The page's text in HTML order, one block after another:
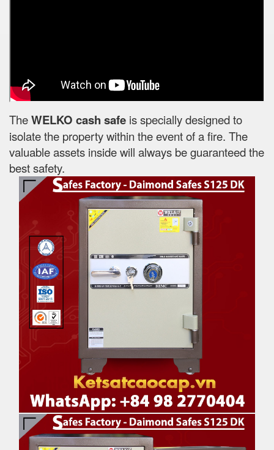
TheWELKO cash safe is specially designed to
isolate the property within the event of a fire. The
valuable assets inside will always be guaranteed the
best safety.